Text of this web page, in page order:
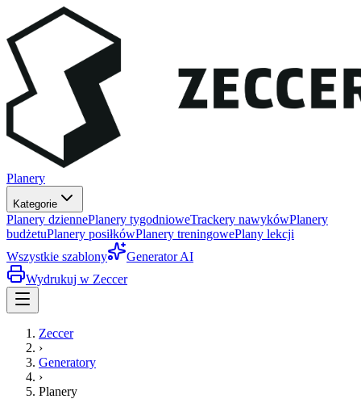
Planery
Kategorie
Planery dziennePlanery tygodnioweTrackery nawykówPlanery
budżetuPlanery posiłkówPlanery treningowePlany lekcji
Wszystkie szablony
Generator AI
Wydrukuj w Zeccer
Zeccer
›
Generatory
›
Planery